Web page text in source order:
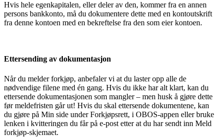
Hvis hele egenkapitalen, eller deler av den, kommer fra en annen
persons bankkonto, må du dokumentere dette med en kontoutskrift
fra denne kontoen med en bekreftelse fra den som eier kontoen.
Ettersending av dokumentasjon
Når du melder forkjøp, anbefaler vi at du laster opp alle de
nødvendige filene med én gang. Hvis du ikke har alt klart, kan du
ettersende dokumentasjonen som mangler – men husk å gjøre dette
før meldefristen går ut! Hvis du skal ettersende dokumentene, kan
du gjøre på Min side under Forkjøpsrett, i OBOS-appen eller bruke
lenken i kvitteringen du får på e-post etter at du har sendt inn Meld
forkjøp-skjemaet.